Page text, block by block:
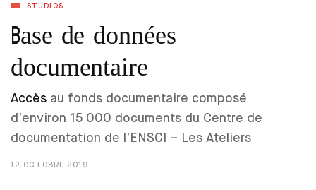
STUDIOS
Base de données
documentaire
Accès au fonds documentaire composé
d’environ 15 000 documents du Centre de
documentation de l’ENSCI – Les Ateliers
12 OCTOBRE 2019